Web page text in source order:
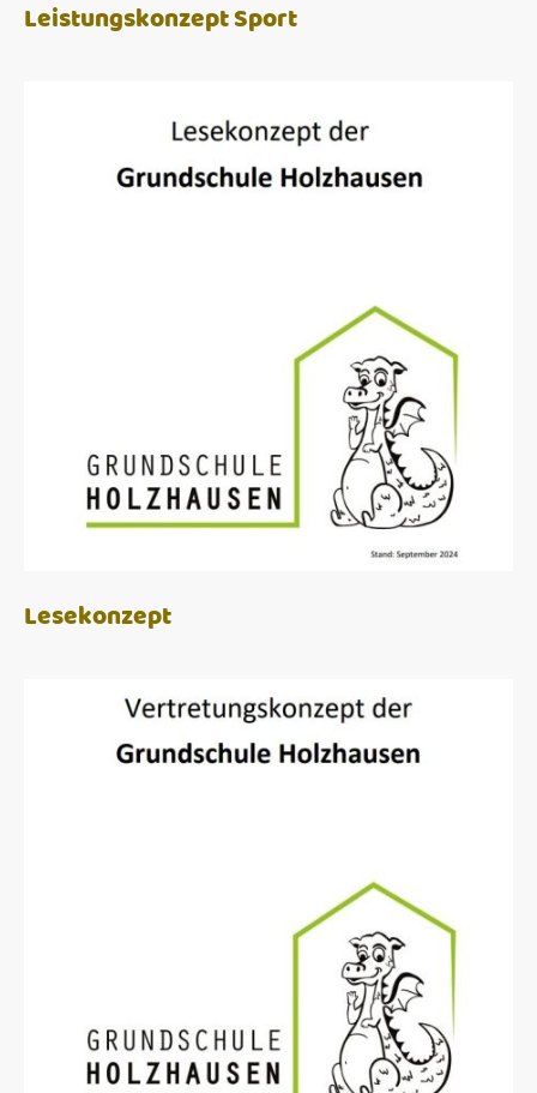
Leistungskonzept Sport
Lesekonzept